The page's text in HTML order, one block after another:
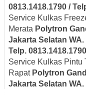
0813.1418.1790 /
Service Kulkas
Merata Polytron
Jakarta Selatan WA.
Telp.
Service Kulkas Pintu
Rapat Polytron
Jakarta Selatan WA.